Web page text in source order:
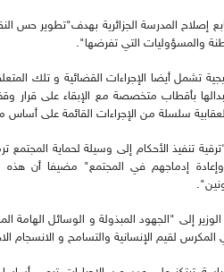
إصلاح المدرسة الجزائرية بهدف"تطوير حس
والمسؤوليات التي تفرضها".
تشمل أيضا الإجراءات القضائية و تلك
سلسلة من الإجراءات القائمة على أساس
تنفيذ الأحكام إلى وسيلة لحماية
وإعادة إدماجهم في المجتمع" مضيفا أن هذه
إلى "الجهود المبذولة و الوسائل الهامة
المكرس لقيم الإنسانية والتسامح و الانسجام 17
الوطني لمديري الإذاعات الوطنية والجهوية
الإنتخابات المحلية لـ27 نوفمبر 2021